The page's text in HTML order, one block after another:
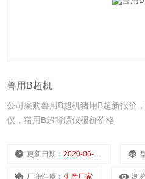
兽用B超机
公司采购兽用B超机猪用B超新报价
仪，猪用B超背膘仪报价价格
更新日期：2020-06-18
厂商性质：生产厂家 浏